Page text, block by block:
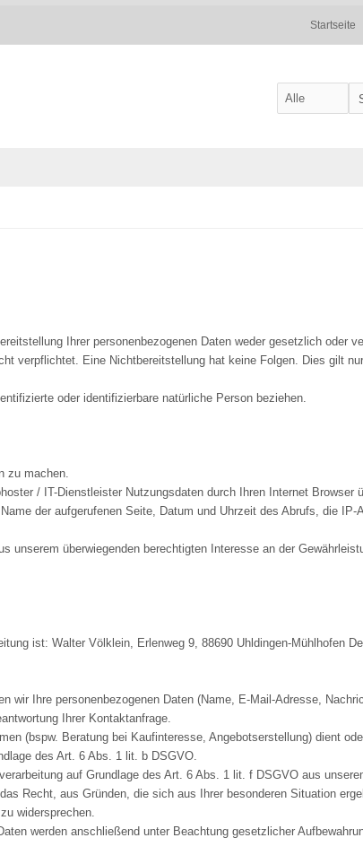
Startseite
Ihrer personenbezogenen Daten weder gesetzlich oder
verpflichtet. Eine Nichtbereitstellung hat keine Folgen. Dies gilt
oder identifizierbare natürliche Person beziehen.
zu machen.
/ IT-Dienstleister Nutzungsdaten durch Ihren Internet
der aufgerufenen Seite, Datum und Uhrzeit des Abrufs, die IP-
unserem überwiegenden berechtigten Interesse an der
ist: Walter Völklein, Erlenweg 9, 88690 Uhldingen-Mühlhofen
Ihre personenbezogenen Daten (Name, E-Mail-Adresse,
Ihrer Kontaktanfrage.
(bspw. Beratung bei Kaufinteresse, Angebotserstellung) dient
des Art. 6 Abs. 1 lit. b DSGVO.
auf Grundlage des Art. 6 Abs. 1 lit. f DSGVO aus
Recht, aus Gründen, die sich aus Ihrer besonderen Situation
widersprechen.
werden anschließend unter Beachtung gesetzlicher